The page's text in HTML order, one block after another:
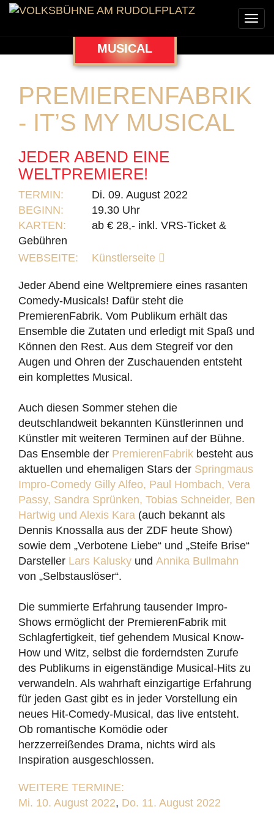
MUSICAL
PREMIERENFABRIK
- IT’S MY MUSICAL
JEDER ABEND EINE
WELTPREMIERE!
TERMIN:
Di. 09. August 2022
BEGINN:
19.30 Uhr
KARTEN:
ab € 28,- inkl. VRS-Ticket &
Gebühren
WEBSEITE:
Künstlerseite
Jeder Abend eine Weltpremiere eines rasanten
Comedy-Musicals! Dafür steht die
PremierenFabrik. Vom Publikum erhält das
Ensemble die Zutaten und erledigt mit Spaß und
Können den Rest. Aus dem Stegreif vor den
Augen und Ohren der Zuschauenden entsteht
ein komplettes Musical.
Auch diesen Sommer stehen die
deutschlandweit bekannten Künstlerinnen und
Künstler mit weiteren Terminen auf der Bühne.
Das Ensemble der PremierenFabrik besteht aus
aktuellen und ehemaligen Stars der Springmaus
Impro-Comedy Gilly Alfeo, Paul Hombach, Vera
Passy, Sandra Sprünken, Tobias Schneider, Ben
Hartwig und Alexis Kara (auch bekannt als
Dennis Knossalla aus der ZDF heute Show)
sowie dem „Verbotene Liebe“ und „Steife Brise“
Darsteller Lars Kalusky und Annika Bullmahn
von „Selbstauslöser“.
Die summierte Erfahrung tausender Impro-
Shows ermöglicht der PremierenFabrik mit
Schlagfertigkeit, tief gehendem Musical Know-
How und Witz, selbst die forderndsten Zurufe
des Publikums in eigenständige Musical-Hits zu
verwandeln. Als wahrhaft einzigartige Erfahrung
für jeden Gast gibt es in jeder Vorstellung ein
neues Hit-Comedy-Musical, das live entsteht.
Ob romantische Komödie oder
herzzerreißendes Drama, nichts wird als
Inspiration ausgeschlossen.
WEITERE TERMINE:
Mi. 10. August 2022, Do. 11. August 2022